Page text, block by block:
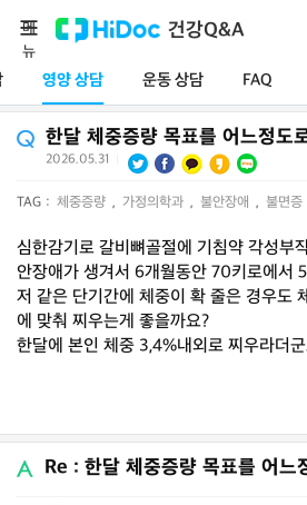
건강Q&A
영양 상담 운동 상담 FAQ
메
뉴
한달 체중증량 목표를 어느정도
2026.05.31
TAG : 체중증량 , 가정의학과 , 불안장애 , 불면증
심한감기로 갈비뼈골절에 기침약 각성부
안장애가 생겨서 6개월동안 70키로에서
저 같은 단기간에 체중이 확 줄은 경우도
에 맞춰 찌우는게 좋을까요?
한달에 본인 체중 3,4%내외로 찌우라더
Re : 한달 체중증량 목표를 어느